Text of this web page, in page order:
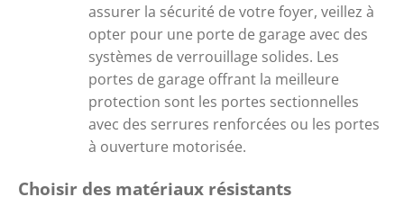
assurer la sécurité de votre foyer, veillez à
opter pour une porte de garage avec des
systèmes de verrouillage solides. Les
portes de garage offrant la meilleure
protection sont les portes sectionnelles
avec des serrures renforcées ou les portes
à ouverture motorisée.
Choisir des matériaux résistants